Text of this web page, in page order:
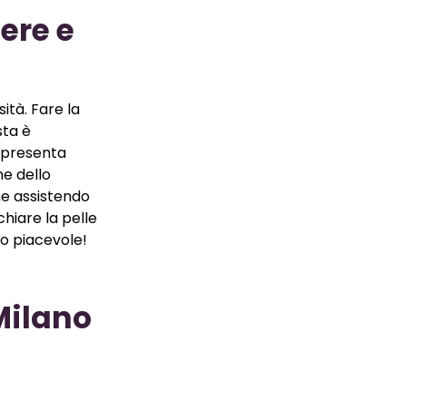
e
Fare la
è
dello
assistendo
la pelle
piacevole!